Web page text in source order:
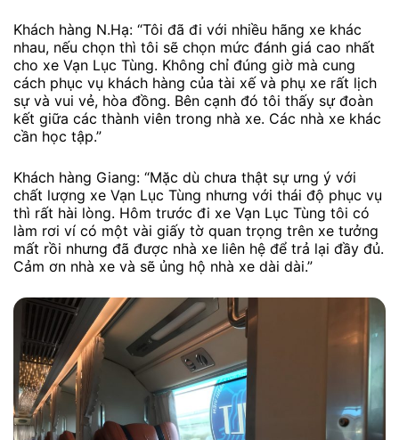
Khách hàng N.Hạ: “Tôi đã đi với nhiều hãng xe khác
nhau, nếu chọn thì tôi sẽ chọn mức đánh giá cao nhất
cho xe Vạn Lục Tùng. Không chỉ đúng giờ mà cung
cách phục vụ khách hàng của tài xế và phụ xe rất lịch
sự và vui vẻ, hòa đồng. Bên cạnh đó tôi thấy sự đoàn
kết giữa các thành viên trong nhà xe. Các nhà xe khác
cần học tập.”
Khách hàng Giang: “Mặc dù chưa thật sự ưng ý với
chất lượng xe Vạn Lục Tùng nhưng với thái độ phục vụ
thì rất hài lòng. Hôm trước đi xe Vạn Lục Tùng tôi có
làm rơi ví có một vài giấy tờ quan trọng trên xe tưởng
mất rồi nhưng đã được nhà xe liên hệ để trả lại đầy đủ.
Cảm ơn nhà xe và sẽ ủng hộ nhà xe dài dài.”